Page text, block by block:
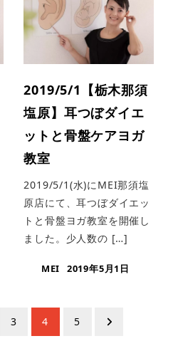
2019/5/1【栃木那須
塩原】耳つぼダイエ
ットと骨盤ケアヨガ
教室
2019/5/1(水)にMEI那須塩
原店にて、耳つぼダイエッ
トと骨盤ヨガ教室を開催し
ました。少人数の […]
MEI 2019年5月1日
3 4 5